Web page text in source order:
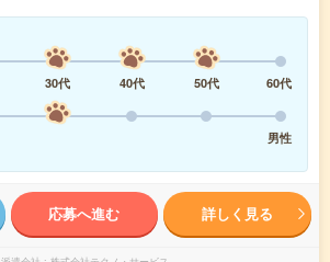
30代 40代 50代
60代
男性
応募へ進む 詳しく見る